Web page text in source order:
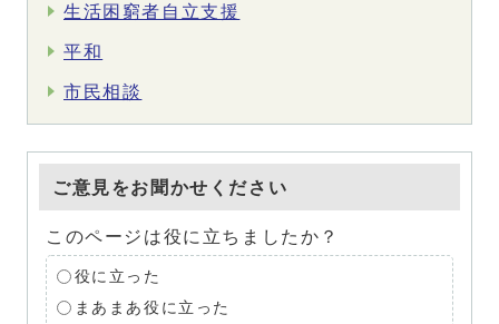
生活困窮者自立支援
平和
市民相談
ご意見をお聞かせください
このページは役に立ちましたか？
役に立った
まあまあ役に立った